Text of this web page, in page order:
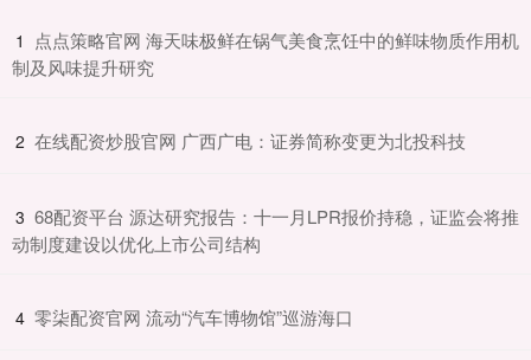
1
​点点策略官网 海天味极鲜在锅气美食烹饪中的鲜味物质作用机
制及风味提升研究
2 ​在线配资炒股官网 广西广电：证券简称变更为北投科技
3 ​68配资平台 源达研究报告：十一月LPR报价持稳，证监会将推
动制度建设以优化上市公司结构
4 ​零柒配资官网 流动“汽车博物馆”巡游海口